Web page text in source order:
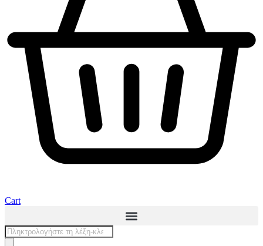
Cart
Products
search